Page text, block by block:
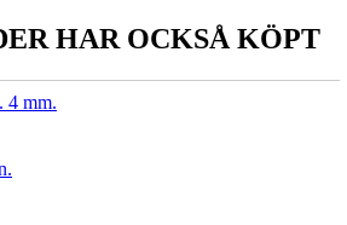
HAR OCKSÅ KÖPT